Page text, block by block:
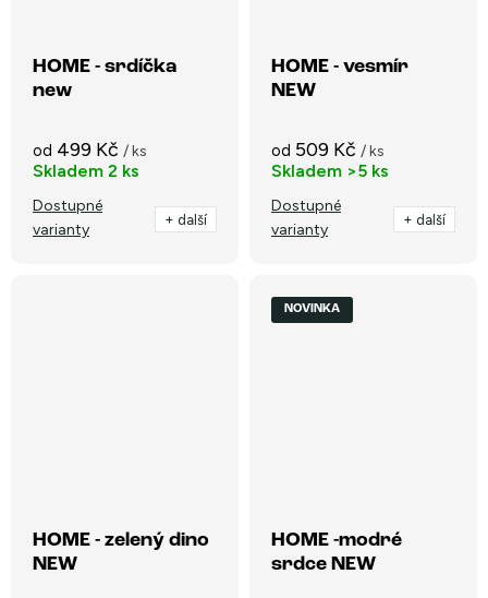
HOME - srdíčka
new
od 499 Kč / ks
Skladem 2 ks
Dostupné
varianty
+ další
HOME - vesmír
NEW
od 509 Kč / ks
Skladem >5 ks
Dostupné
varianty
+ další
HOME - zelený dino
NEW
NOVINKA
HOME -modré
srdce NEW